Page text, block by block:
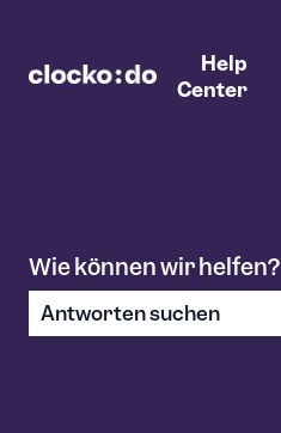
Help
Center
Wie können wir helfen?